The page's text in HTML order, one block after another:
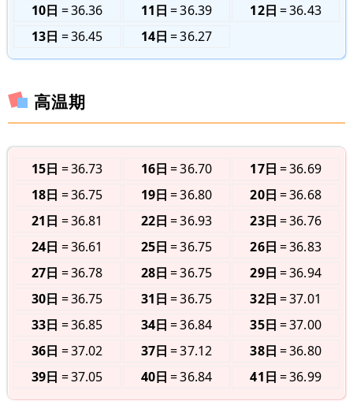
10日
36.36 11日 36.39 12日
36.43
13日
36.45 14日 36.27
高温期
15日 36.73 16日 36.70 17日
36.69
18日
36.75 19日 36.80 20日
36.68
21日
36.81 22日 36.93 23日
36.76
24日
36.61 25日 36.75 26日
36.83
27日
36.78 28日 36.75 29日
36.94
30日
36.75 31日 36.75 32日
37.01
33日
36.85 34日 36.84 35日
37.00
36日
37.02 37日 37.12 38日
36.80
39日
37.05 40日 36.84 41日 36.99